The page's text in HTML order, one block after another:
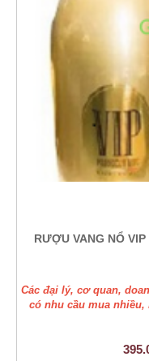
RƯỢU VANG NỔ
Các đại lý, cơ quan,
có nhu cầu mua